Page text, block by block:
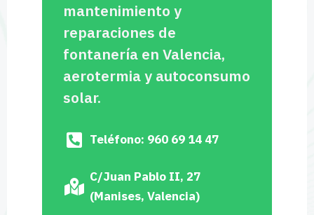
mantenimiento y
reparaciones de
fontanería en Valencia,
aerotermia y autoconsumo
solar.
Teléfono: 960 69 14 47
C/Juan Pablo II, 27
(Manises, Valencia)